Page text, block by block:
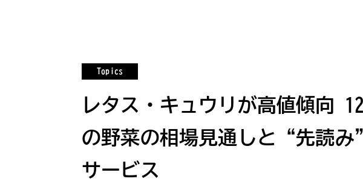
Topics
レタス・キュウリが高値傾向
の野菜の相場見通しと“先読
サービス